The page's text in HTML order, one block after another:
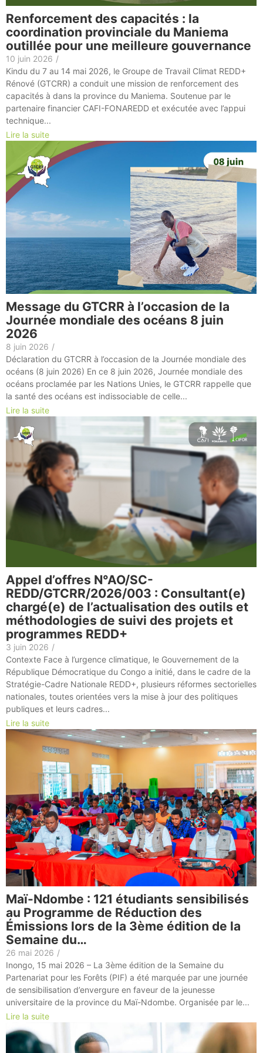
Renforcement des capacités : la
coordination provinciale du Maniema
outillée pour une meilleure gouvernance
10 juin 2026 /
Kindu du 7 au 14 mai 2026, le Groupe de Travail Climat REDD+
Rénové (GTCRR) a conduit une mission de renforcement des
capacités à dans la province du Maniema. Soutenue par le
partenaire financier CAFI-FONAREDD et exécutée avec l’appui
technique...
Lire la suite
Message du GTCRR à l’occasion de la
Journée mondiale des océans 8 juin
2026
8 juin 2026 /
Déclaration du GTCRR à l’occasion de la Journée mondiale des
océans (8 juin 2026) En ce 8 juin 2026, Journée mondiale des
océans proclamée par les Nations Unies, le GTCRR rappelle que
la santé des océans est indissociable de celle...
Lire la suite
Appel d’offres N°AO/SC-
REDD/GTCRR/2026/003 : Consultant(e)
chargé(e) de l’actualisation des outils et
méthodologies de suivi des projets et
programmes REDD+
3 juin 2026 /
Contexte Face à l’urgence climatique, le Gouvernement de la
République Démocratique du Congo a initié, dans le cadre de la
Stratégie-Cadre Nationale REDD+, plusieurs réformes sectorielles
nationales, toutes orientées vers la mise à jour des politiques
publiques et leurs cadres...
Lire la suite
Maï-Ndombe : 121 étudiants sensibilisés
au Programme de Réduction des
Émissions lors de la 3ème édition de la
Semaine du…
26 mai 2026 /
Inongo, 15 mai 2026 – La 3ème édition de la Semaine du
Partenariat pour les Forêts (PIF) a été marquée par une journée
de sensibilisation d’envergure en faveur de la jeunesse
universitaire de la province du Maï-Ndombe. Organisée par le...
Lire la suite